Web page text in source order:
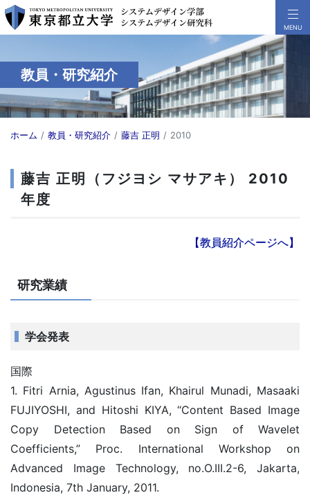
教員・研究紹介
ホーム 教員・研究紹介 藤吉 正明 2010
藤吉 正明（フジヨシ マサアキ） 2010
年度
【教員紹介ページへ】
研究業績
学会発表
国際
1. Fitri Arnia, Agustinus Ifan, Khairul Munadi, Masaaki
FUJIYOSHI, and Hitoshi KIYA, “Content Based Image
Copy Detection Based on Sign of Wavelet
Coefficients,” Proc. International Workshop on
Advanced Image Technology, no.O.III.2-6, Jakarta,
Indonesia, 7th January, 2011.